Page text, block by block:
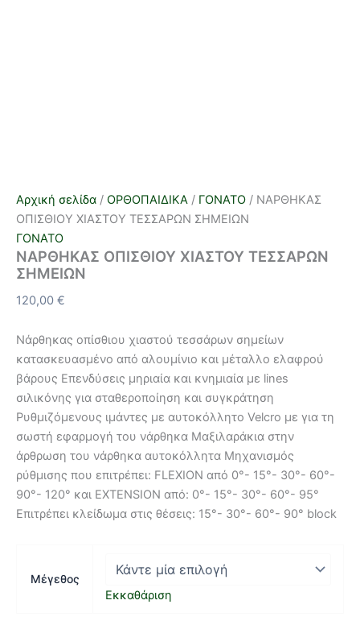
Αρχική σελίδα / ΟΡΘΟΠΑΙΔΙΚΑ / ΓΟΝΑΤΟ / ΝΑΡΘΗΚΑΣ
ΟΠΙΣΘΙΟΥ ΧΙΑΣΤΟΥ ΤΕΣΣΑΡΩΝ ΣΗΜΕΙΩΝ
ΓΟΝΑΤΟ
ΝΑΡΘΗΚΑΣ ΟΠΙΣΘΙΟΥ ΧΙΑΣΤΟΥ ΤΕΣΣΑΡΩΝ
ΣΗΜΕΙΩΝ
120,00 €
Νάρθηκας οπίσθιου χιαστού τεσσάρων σημείων
κατασκευασμένο από αλουμίνιο και μέταλλο ελαφρού
βάρους Επενδύσεις μηριαία και κνημιαία με lines
σιλικόνης για σταθεροποίηση και συγκράτηση
Ρυθμιζόμενους ιμάντες με αυτοκόλλητο Velcro με για τη
σωστή εφαρμογή του νάρθηκα Μαξιλαράκια στην
άρθρωση του νάρθηκα αυτοκόλλητα Μηχανισμός
ρύθμισης που επιτρέπει: FLEXION από 0°- 15°- 30°- 60°-
90°- 120° και EXTENSION από: 0°- 15°- 30°- 60°- 95°
Επιτρέπει κλείδωμα στις θέσεις: 15°- 30°- 60°- 90° block
Μέγεθος
Εκκαθάριση